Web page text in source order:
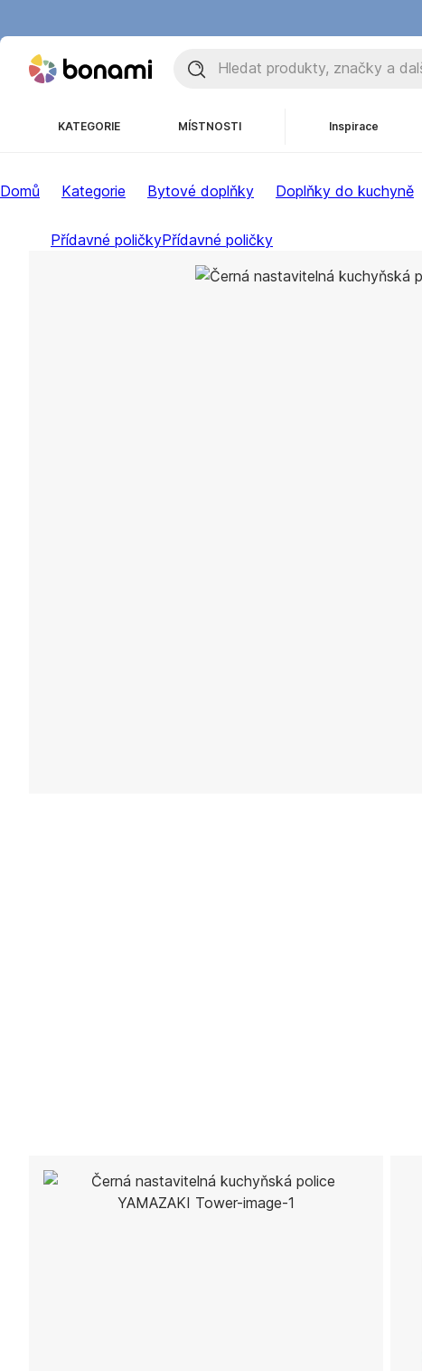
KATEGORIE MÍSTNOSTI Inspirace
Domů Kategorie Bytové doplňky Doplňky do kuchyně
Přídavné poličkyPřídavné poličky